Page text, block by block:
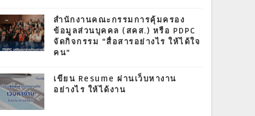
สำนักงานคณะกรรมการคุ้มครอง
ข้อมูลส่วนบุคคล (สคส.) หรือ PDPC
จัดกิจกรรม “สื่อสารอย่างไร ให้ได้ใจ
คน”
เขียน Resume ผ่านเว็บหางาน
อย่างไร ให้ได้งาน